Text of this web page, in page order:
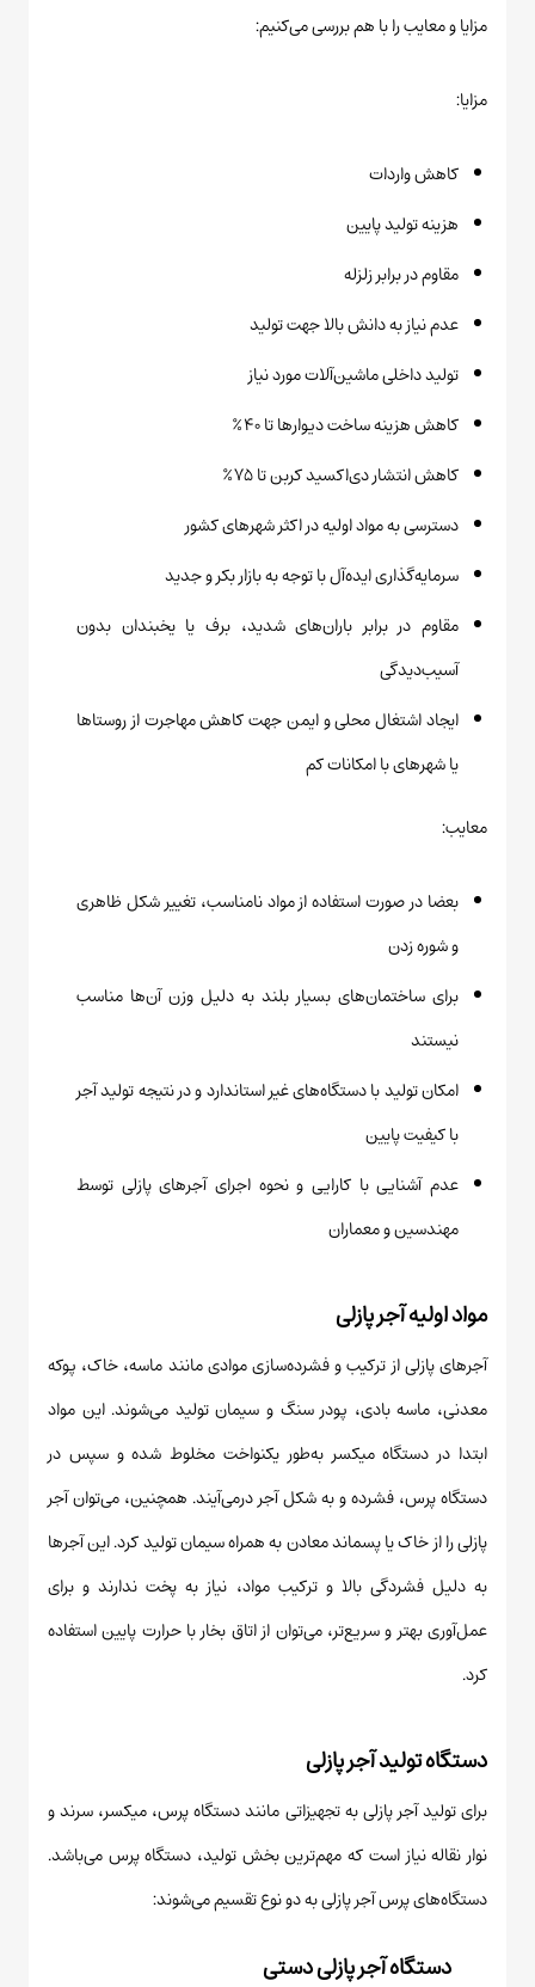
مزایا و معایب را با هم بررسی می‌کنیم:
مزایا:
کاهش واردات
هزینه تولید پایین
مقاوم در برابر زلزله
عدم نیاز به دانش بالا جهت تولید
تولید داخلی ماشین‌آلات مورد نیاز
کاهش هزینه ساخت دیوارها تا ۴۰٪
کاهش انتشار دی‌اکسید کربن تا ۷۵٪
دسترسی به مواد اولیه در اکثر شهرهای کشور
سرمایه‌گذاری ایده‌آل با توجه به بازار بکر و جدید
مقاوم در برابر باران‌های شدید، برف یا یخبندان بدون
آسیب‌دیدگی
ایجاد اشتغال محلی و ایمن جهت کاهش مهاجرت از روستاها
یا شهرهای با امکانات کم
معایب:
بعضا در صورت استفاده از مواد نامناسب، تغییر شکل ظاهری
و شوره زدن
برای ساختمان‌های بسیار بلند به دلیل وزن آن‌ها مناسب
نیستند
امکان تولید با دستگاه‌های غیر استاندارد و در نتیجه تولید آجر
با کیفیت پایین
عدم آشنایی با کارایی و نحوه اجرای آجرهای پازلی توسط
مهندسین و معماران
مواد اولیه آجر پازلی
آجرهای پازلی از ترکیب و فشرده‌سازی موادی مانند ماسه، خاک، پوکه
معدنی، ماسه بادی، پودر سنگ و سیمان تولید می‌شوند. این مواد
ابتدا در دستگاه میکسر به‌طور یکنواخت مخلوط شده و سپس در
دستگاه پرس، فشرده و به شکل آجر درمی‌آیند. همچنین، می‌توان آجر
پازلی را از خاک یا پسماند معادن به همراه سیمان تولید کرد. این آجرها
به دلیل فشردگی بالا و ترکیب مواد، نیاز به پخت ندارند و برای
عمل‌آوری بهتر و سریع‌تر، می‌توان از اتاق بخار با حرارت پایین استفاده
کرد.
دستگاه تولید آجر پازلی
برای تولید آجر پازلی به تجهیزاتی مانند دستگاه پرس، میکسر، سرند و
نوار نقاله نیاز است که مهم‌ترین بخش تولید، دستگاه پرس می‌باشد.
دستگاه‌های پرس آجر پازلی به دو نوع تقسیم می‌شوند:
دستگاه آجر پازلی دستی